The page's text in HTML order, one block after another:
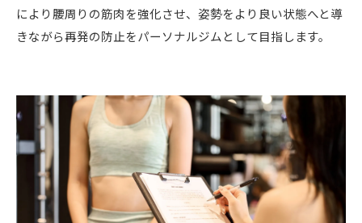
により腰周りの筋肉を強化させ、姿勢をより良い状態へと導
きながら再発の防止をパーソナルジムとして目指します。